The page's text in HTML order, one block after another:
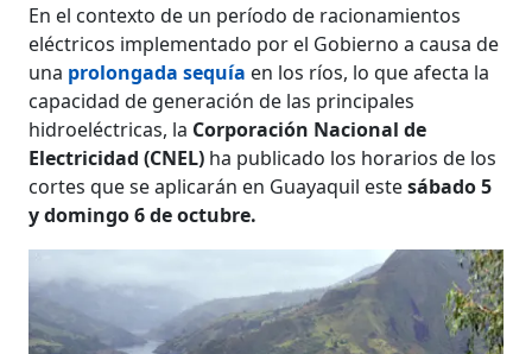
En el contexto de un período de racionamientos
eléctricos implementado por el Gobierno a causa de
una prolongada sequía en los ríos, lo que afecta la
capacidad de generación de las principales
hidroeléctricas, la Corporación Nacional de
Electricidad (CNEL) ha publicado los horarios de los
cortes que se aplicarán en Guayaquil estesábado 5
y domingo 6 de octubre.